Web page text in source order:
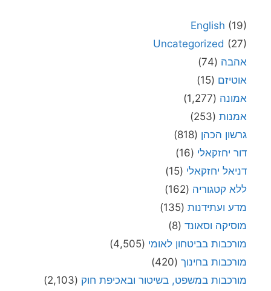
English (19)
Uncategorized (27)
אהבה (74)
אוטיזם (15)
אמונה (1,277)
אמנות (253)
גרשון הכהן (818)
דור יחזקאלי (16)
דניאל יחזקאלי (15)
ללא קטגוריה (162)
מדע ועתידנות (135)
מוסיקה וסאונד (8)
מורכבות בביטחון לאומי (4,505)
מורכבות בחינוך (420)
מורכבות במשפט, בשיטור ובאכיפת חוק (2,103)